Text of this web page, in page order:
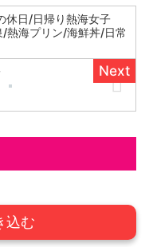
休日/日帰り熱海女子
熱海プリン/海鮮丼/日常
込む